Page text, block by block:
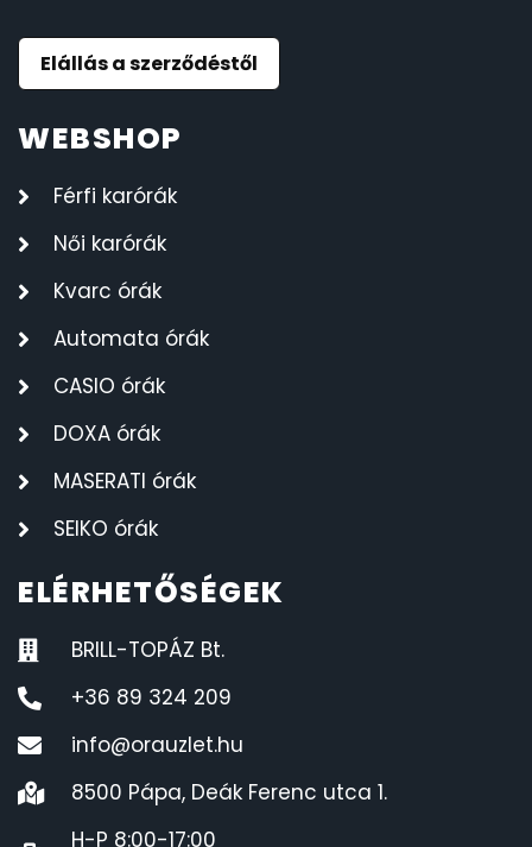
Elállás a szerződéstől
WEBSHOP
Férfi karórák
Női karórák
Kvarc órák
Automata órák
CASIO órák
DOXA órák
MASERATI órák
SEIKO órák
ELÉRHETŐSÉGEK
BRILL-TOPÁZ Bt.
+36 89 324 209
info@orauzlet.hu
8500 Pápa, Deák Ferenc utca 1.
H-P 8:00-17:00